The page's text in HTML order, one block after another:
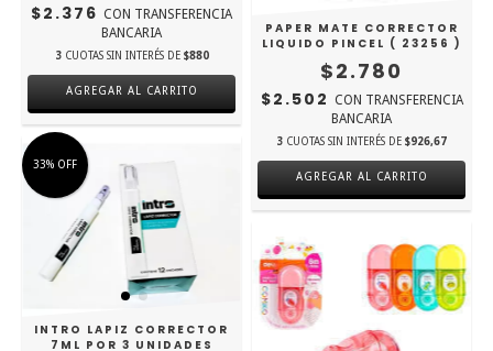
PAPER MATE CORRECTOR
LIQUIDO PINCEL ( 23256 )
$2.780
$2.502 CON TRANSFERENCIA
BANCARIA
3 CUOTAS SIN INTERÉS DE $926,67
$2.376 CON TRANSFERENCIA
BANCARIA
3 CUOTAS SIN INTERÉS DE $880
AGREGAR AL CARRITO
33% OFF
INTRO LAPIZ CORRECTOR
7ML POR 3 UNIDADES